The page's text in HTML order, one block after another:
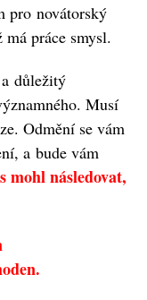
pro novátorský
práce smysl.
důležitý
Musí
Odmění se vám
a bude vám
mohl následovat,